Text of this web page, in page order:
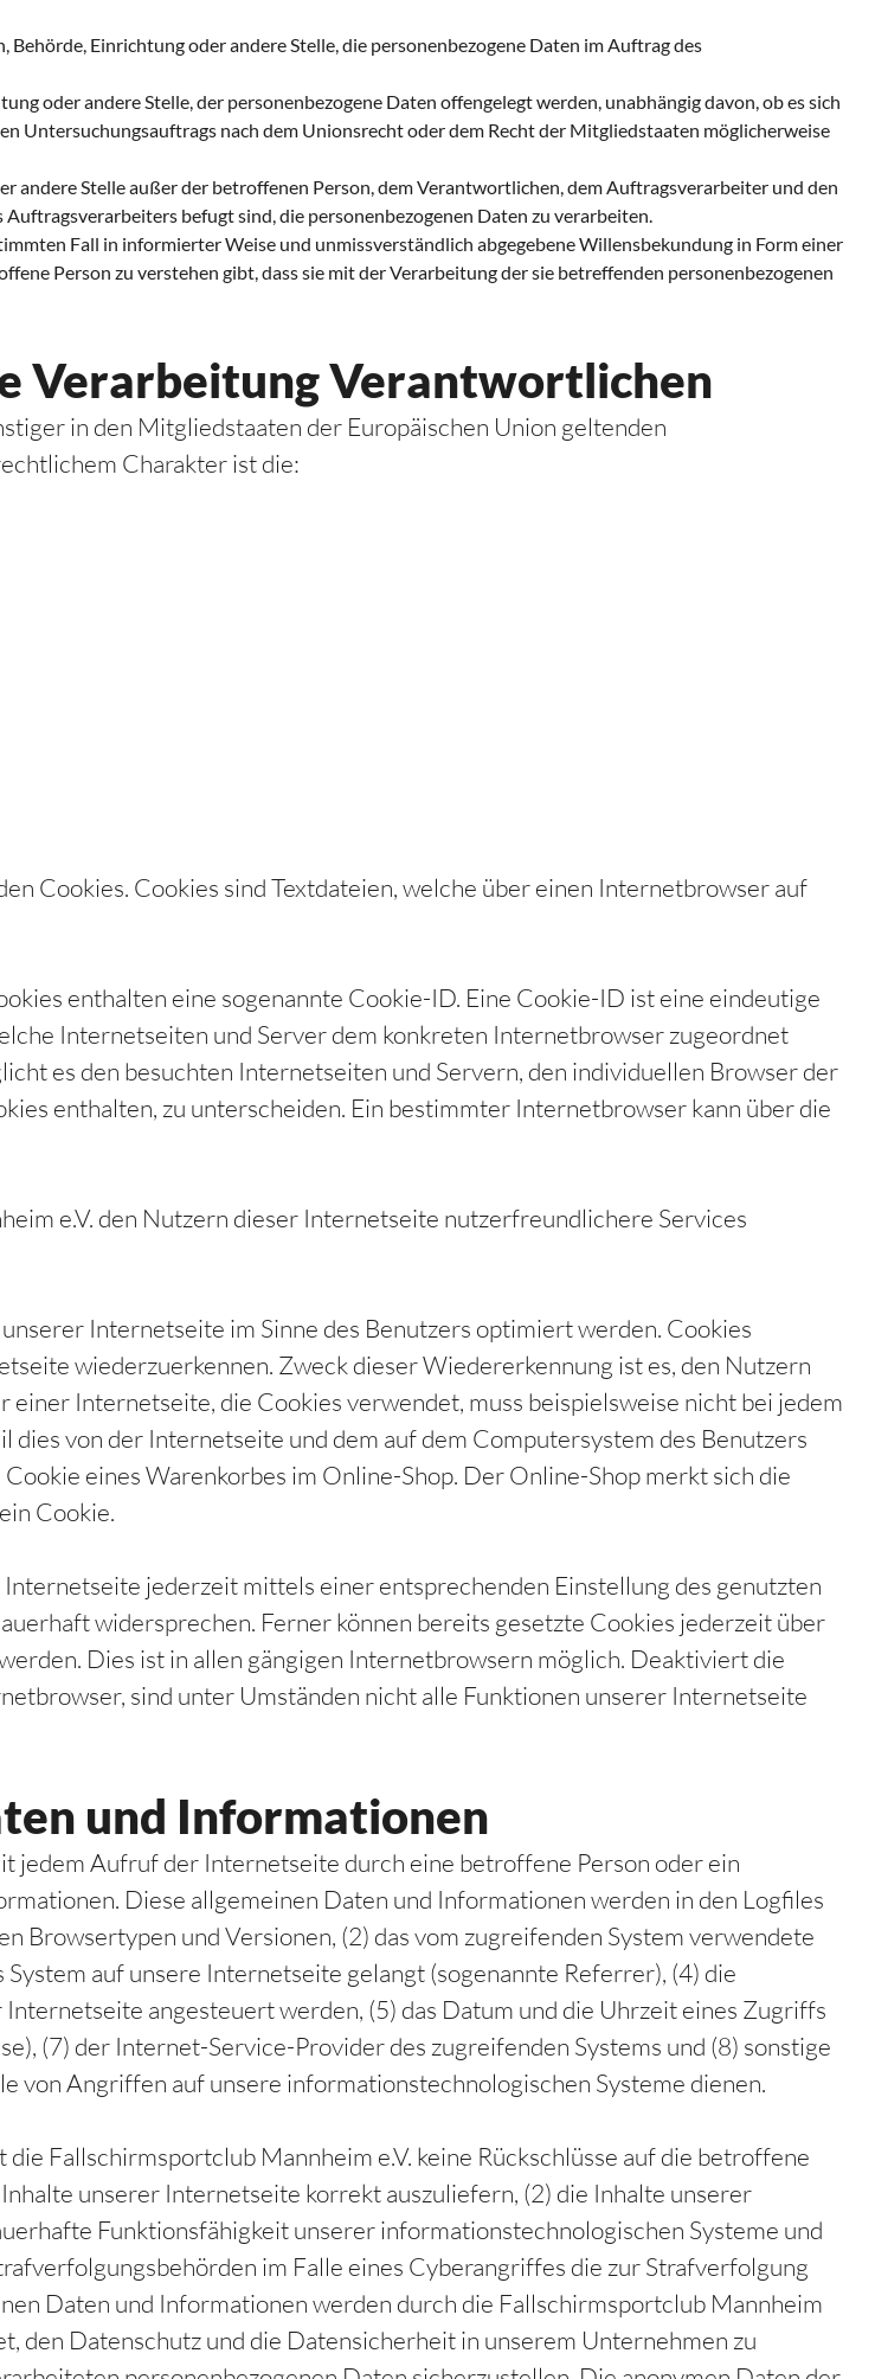
Einrichtung oder andere Stelle, die personenbezogene Daten im Auftrag des
oder andere Stelle, der personenbezogene Daten offengelegt werden, unabhängig davon, ob es sich
Untersuchungsauftrags nach dem Unionsrecht oder dem Recht der Mitgliedstaaten möglicherweise
Stelle außer der betroffenen Person, dem Verantwortlichen, dem Auftragsverarbeiter und den
befugt sind, die personenbezogenen Daten zu verarbeiten.
Fall in informierter Weise und unmissverständlich abgegebene Willensbekundung in Form einer
Person zu verstehen gibt, dass sie mit der Verarbeitung der sie betreffenden personenbezogenen
Verarbeitung Verantwortlichen
in den Mitgliedstaaten der Europäischen Union geltenden
Charakter ist die:
Cookies. Cookies sind Textdateien, welche über einen Internetbrowser auf
enthalten eine sogenannte Cookie-ID. Eine Cookie-ID ist eine eindeutige
Internetseiten und Server dem konkreten Internetbrowser zugeordnet
es den besuchten Internetseiten und Servern, den individuellen Browser der
enthalten, zu unterscheiden. Ein bestimmter Internetbrowser kann über die
e.V. den Nutzern dieser Internetseite nutzerfreundlichere Services
Internetseite im Sinne des Benutzers optimiert werden. Cookies
wiederzuerkennen. Zweck dieser Wiedererkennung ist es, den Nutzern
Internetseite, die Cookies verwendet, muss beispielsweise nicht bei jedem
von der Internetseite und dem auf dem Computersystem des Benutzers
eines Warenkorbes im Online-Shop. Der Online-Shop merkt sich die
Cookie.
jederzeit mittels einer entsprechenden Einstellung des genutzten
widersprechen. Ferner können bereits gesetzte Cookies jederzeit über
Dies ist in allen gängigen Internetbrowsern möglich. Deaktiviert die
sind unter Umständen nicht alle Funktionen unserer Internetseite
und Informationen
jedem Aufruf der Internetseite durch eine betroffene Person oder ein
Diese allgemeinen Daten und Informationen werden in den Logfiles
Browsertypen und Versionen, (2) das vom zugreifenden System verwendete
auf unsere Internetseite gelangt (sogenannte Referrer), (4) die
angesteuert werden, (5) das Datum und die Uhrzeit eines Zugriffs
(7) der Internet-Service-Provider des zugreifenden Systems und (8) sonstige
von Angriffen auf unsere informationstechnologischen Systeme dienen.
Fallschirmsportclub Mannheim e.V. keine Rückschlüsse auf die betroffene
unserer Internetseite korrekt auszuliefern, (2) die Inhalte unserer
Funktionsfähigkeit unserer informationstechnologischen Systeme und
im Falle eines Cyberangriffes die zur Strafverfolgung
Daten und Informationen werden durch die Fallschirmsportclub Mannheim
den Datenschutz und die Datensicherheit in unserem Unternehmen zu